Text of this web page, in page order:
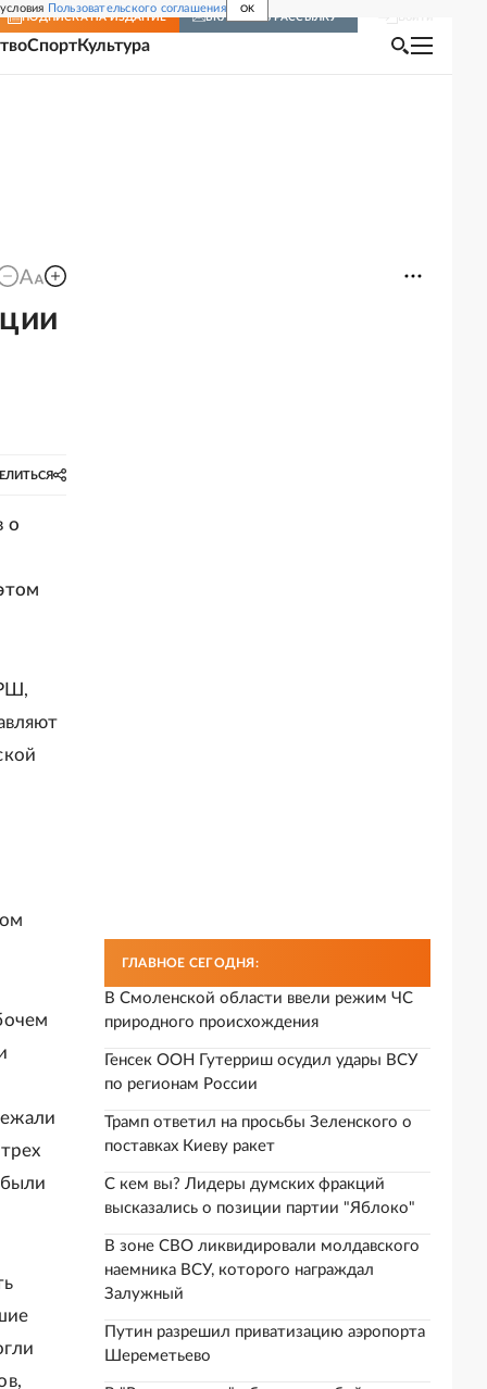
Пользовательского соглашения OK
ПОДПИСКА НА ИЗДАНИЕ ВКЛЮЧИТЬ РАССЫЛКУ
СпортКультура
о
ГЛАВНОЕ СЕГОДНЯ:
В Смоленской области ввели режим ЧС
природного происхождения
Генсек ООН Гутерриш осудил удары ВСУ
по регионам России
Трамп ответил на просьбы Зеленского о
поставках Киеву ракет
С кем вы? Лидеры думских фракций
высказались о позиции партии "Яблоко"
В зоне СВО ликвидировали молдавского
наемника ВСУ, которого награждал
Залужный
Путин разрешил приватизацию аэропорта
Шереметьево